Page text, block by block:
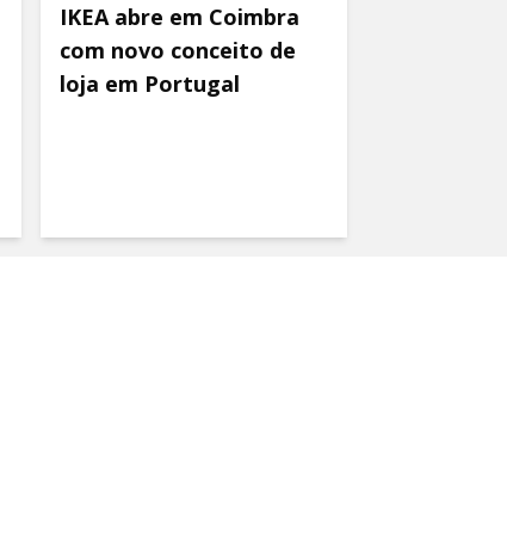
IKEA abre em Coimbra
com novo conceito de
loja em Portugal